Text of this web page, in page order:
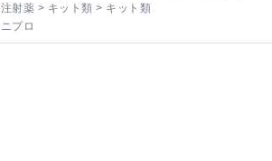
注射薬 > キット類 > キット類
ニプロ